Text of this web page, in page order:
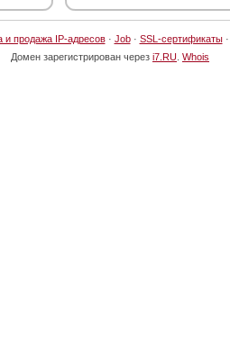
и продажа IP-адресов· Job· SSL-сертификаты·
Домен зарегистрирован через i7.RU Whois